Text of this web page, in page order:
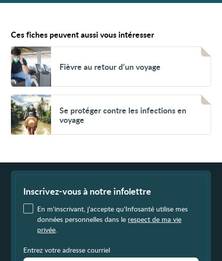
Ces fiches peuvent aussi vous intéresser
Voir
Fièvre
au
retour
d’un
Fièvre au retour d’un voyage
Voir
Se
protéger
contre
les
Se protéger contre les infections en
voyage
Inscrivez-vous à notre infolettre
En m'inscrivant, j'accepte qu'Infosanté utilise mes
données personnelles dans le respect de ma vie
privée.
Entrez votre adresse courriel